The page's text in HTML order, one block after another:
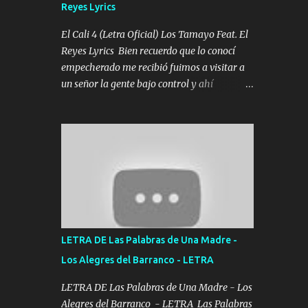
Tomense un buen trago Y así es como
empezamos los versos que voy cantando
(Music) A vido alta y bajas La carreta se
atora Pero nunca le aflojamos Ya me han
pasado cosas Y aunque ustedes no sepan
es...
Reyes Lyrics
El Cali 4 (Letra Oficial) Los Tamayo Feat. El
Reyes Lyrics Bien recuerdo que lo conocí
empecherado me recibió fuimos a visitar a
un señor la gente bajo control y ahí
reglas no secuestr0 no r0bar De La C giró la
orden nos comanda el doble P bien firmes
con Alto PRIETO y la camisa es color Verde y
peleam0s la Bandera por todita a la ciudad
con los drones patrullando la Frontera De
blancas ya hace falta mi APA FLACO verde
se le extraña pa que sepan Aquí Pura GENTE
DE LA RANA 🐸 POR CLAVE ES EL CALI 4
LETRA DE Las Palabras de Una Madre -
Los Alegres del Barranco - LETRA
LETRA DE Las Palabras de Una Madre - Los
Alegres del Barranco - LETRA Las Palabras